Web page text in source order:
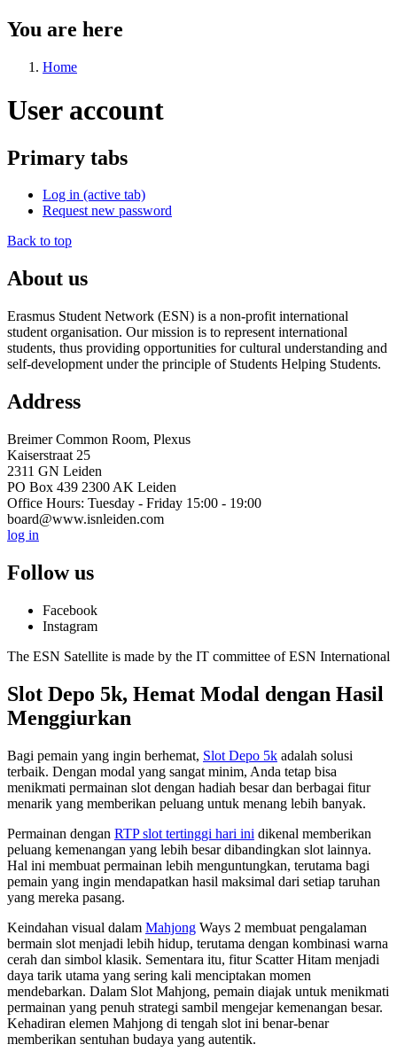
You are here
Home
User account
Primary tabs
Log in (active tab)
Request new password
Back to top
About us
Erasmus Student Network (ESN) is a non-profit international
student organisation. Our mission is to represent international
students, thus providing opportunities for cultural understanding and
self-development under the principle of Students Helping Students.
Address
Breimer Common Room, Plexus
Kaiserstraat 25
2311 GN Leiden
PO Box 439 2300 AK Leiden
Office Hours: Tuesday - Friday 15:00 - 19:00
board@www.isnleiden.com
log in
Follow us
Facebook
Instagram
The ESN Satellite is made by the IT committee of ESN International
Slot Depo 5k, Hemat Modal dengan Hasil
Menggiurkan
Bagi pemain yang ingin berhemat, Slot Depo 5k adalah solusi
terbaik. Dengan modal yang sangat minim, Anda tetap bisa
menikmati permainan slot dengan hadiah besar dan berbagai fitur
menarik yang memberikan peluang untuk menang lebih banyak.
Permainan dengan RTP slot tertinggi hari ini dikenal memberikan
peluang kemenangan yang lebih besar dibandingkan slot lainnya.
Hal ini membuat permainan lebih menguntungkan, terutama bagi
pemain yang ingin mendapatkan hasil maksimal dari setiap taruhan
yang mereka pasang.
Keindahan visual dalam Mahjong Ways 2 membuat pengalaman
bermain slot menjadi lebih hidup, terutama dengan kombinasi warna
cerah dan simbol klasik. Sementara itu, fitur Scatter Hitam menjadi
daya tarik utama yang sering kali menciptakan momen
mendebarkan. Dalam Slot Mahjong, pemain diajak untuk menikmati
permainan yang penuh strategi sambil mengejar kemenangan besar.
Kehadiran elemen Mahjong di tengah slot ini benar-benar
memberikan sentuhan budaya yang autentik.